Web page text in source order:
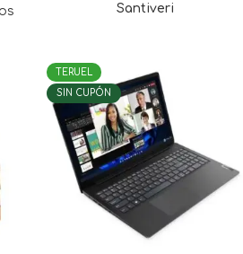
Santiveri
TERUEL
SIN CUPÓN